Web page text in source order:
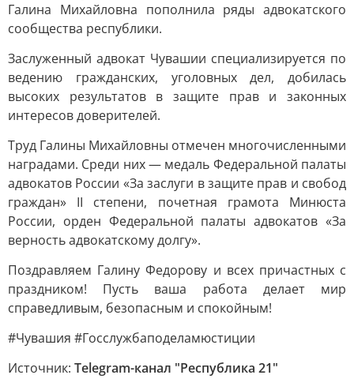
Галина Михайловна пополнила ряды адвокатского
сообщества республики.
Заслуженный адвокат Чувашии специализируется по
ведению гражданских, уголовных дел, добилась
высоких результатов в защите прав и законных
интересов доверителей.
Труд Галины Михайловны отмечен многочисленными
наградами. Среди них — медаль Федеральной палаты
адвокатов России «За заслуги в защите прав и свобод
граждан» II степени, почетная грамота Минюста
России, орден Федеральной палаты адвокатов «За
верность адвокатскому долгу».
Поздравляем Галину Федорову и всех причастных с
праздником! Пусть ваша работа делает мир
справедливым, безопасным и спокойным!
#Чувашия #Госслужбаподеламюстиции
Источник: Telegram-канал "Республика 21"